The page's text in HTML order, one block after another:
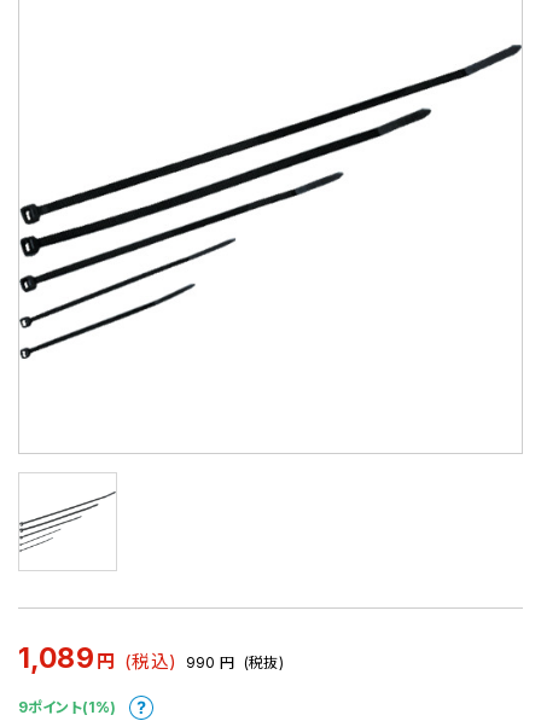
1,089 円 (税込) 990 円 (税抜)
9ポイント(1%)